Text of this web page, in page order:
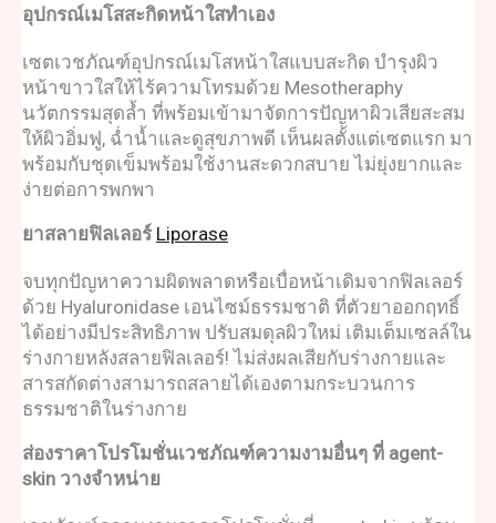
อุปกรณ์เมโสสะกิดหน้าใสทําเอง
เซตเวชภัณฑ์อุปกรณ์เมโสหน้าใสแบบสะกิด บำรุงผิว
หน้าขาวใสให้ไร้ความโทรมด้วย Mesotheraphy
นวัตกรรมสุดล้ำ ที่พร้อมเข้ามาจัดการปัญหาผิวเสียสะสม
ให้ผิวอิ่มฟู, ฉ่ำน้ำและดูสุขภาพดี เห็นผลตั้งแต่เซตแรก มา
พร้อมกับชุดเข็มพร้อมใช้งานสะดวกสบาย ไม่ยุ่งยากและ
ง่ายต่อการพกพา
ยาสลายฟิลเลอร์ Liporase
จบทุกปัญหาความผิดพลาดหรือเบื่อหน้าเดิมจากฟิลเลอร์
ด้วย Hyaluronidase เอนไซม์ธรรมชาติ ที่ตัวยาออกฤทธิ์
ได้อย่างมีประสิทธิภาพ ปรับสมดุลผิวใหม่ เติมเต็มเซลล์ใน
ร่างกายหลังสลายฟิลเลอร์! ไม่ส่งผลเสียกับร่างกายและ
สารสกัดต่างสามารถสลายได้เองตามกระบวนการ
ธรรมชาติในร่างกาย
ส่องราคาโปรโมชั่นเวชภัณฑ์ความงามอื่นๆ ที่ agent-
skin วางจำหน่าย